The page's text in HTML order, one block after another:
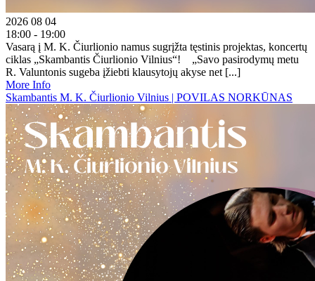
2026 08 04
18:00 - 19:00
Vasarą į M. K. Čiurlionio namus sugrįžta tęstinis projektas, koncertų
ciklas „Skambantis Čiurlionio Vilnius“! „Savo pasirodymų metu
R. Valuntonis sugeba įžiebti klausytojų akyse net [...]
More Info
Skambantis M. K. Čiurlionio Vilnius | POVILAS NORKŪNAS